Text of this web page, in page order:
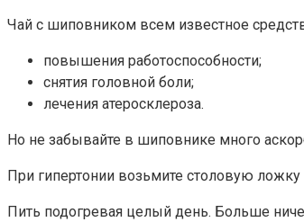
Чай с шиповником всем известное
повышения работоспособности;
снятия головной боли;
лечения атеросклероза.
Но не забывайте в шиповнике много
При гипертонии возьмите столовую ложку
Пить подогревая целый день. Больше